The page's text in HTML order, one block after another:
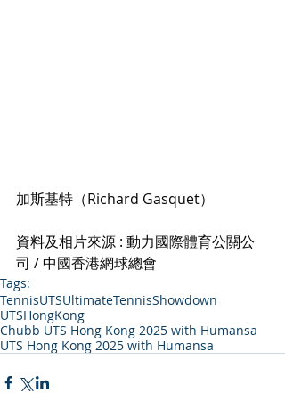
加斯基特（Richard Gasquet）
資料及相片來源 : 動力國際體育公關公
司 / 中國香港網球總會
Tags:
TennisUTSUltimateTennisShowdown
UTSHongKong
Chubb UTS Hong Kong 2025 with Humansa
UTS Hong Kong 2025 with Humansa